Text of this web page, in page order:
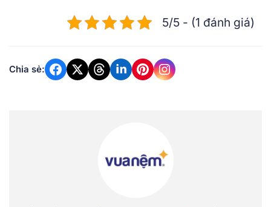
5/5 - (1 đánh giá)
Chia sẻ: